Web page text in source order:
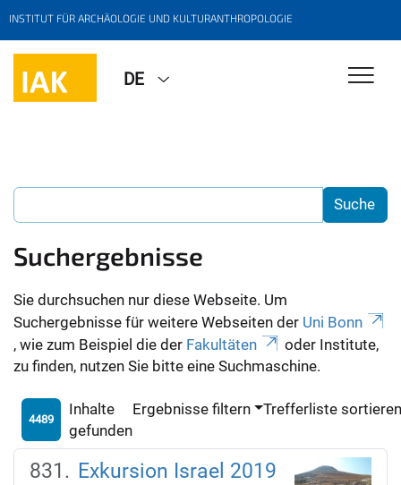
INSTITUT FÜR ARCHÄOLOGIE UND KULTURANTHROPOLOGIE
DE
Suchergebnisse
Sie durchsuchen nur diese Webseite. Um
Suchergebnisse für weitere Webseiten der Uni Bonn
, wie zum Beispiel die der Fakultäten
oder Institute,
zu finden, nutzen Sie bitte eine Suchmaschine.
4489
Inhalte
gefunden
Ergebnisse filtern Trefferliste
Exkursion Israel 2019